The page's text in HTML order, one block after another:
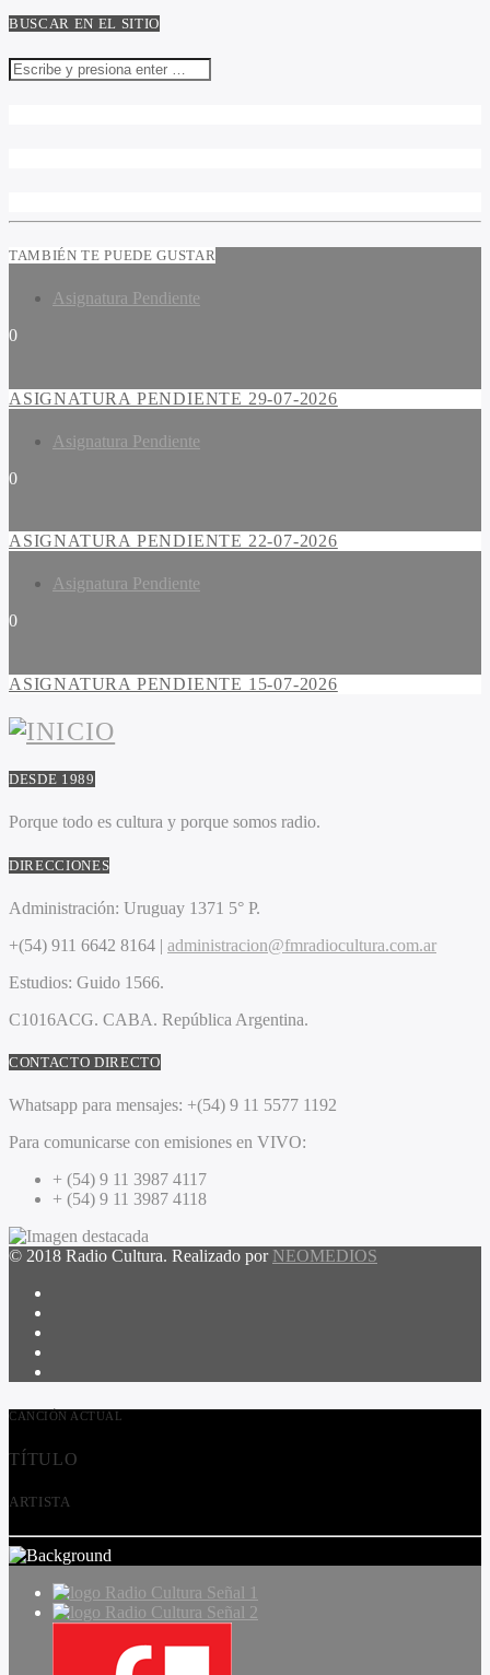
BUSCAR EN EL SITIO
TAMBIÉN TE PUEDE GUSTAR
Asignatura Pendiente
0
ASIGNATURA PENDIENTE 29-07-2026
Asignatura Pendiente
0
ASIGNATURA PENDIENTE 22-07-2026
Asignatura Pendiente
0
ASIGNATURA PENDIENTE 15-07-2026
DESDE 1989
Porque todo es cultura y porque somos radio.
DIRECCIONES
Administración: Uruguay 1371 5° P.
+(54) 911 6642 8164 | administracion@fmradiocultura.com.ar
Estudios: Guido 1566.
C1016ACG. CABA. República Argentina.
CONTACTO DIRECTO
Whatsapp para mensajes: +(54) 9 11 5577 1192
Para comunicarse con emisiones en VIVO:
+ (54) 9 11 3987 4117
+ (54) 9 11 3987 4118
© 2018 Radio Cultura. Realizado por NEOMEDIOS
CANCIÓN ACTUAL
TÍTULO
ARTISTA
Radio Cultura Señal 1
Radio Cultura Señal 2